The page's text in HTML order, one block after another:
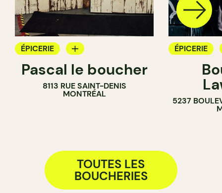
ÉPICERIE
COMPTOIR
BOUCHER
Pascal le boucher
8113 RUE SAINT-DENIS
MONTRÉAL
ÉPICERIE
BOUCHER
5237
TOUTES LES
BOUCHERIES